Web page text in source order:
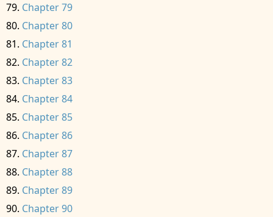
Chapter 79
Chapter 80
Chapter 81
Chapter 82
Chapter 83
Chapter 84
Chapter 85
Chapter 86
Chapter 87
Chapter 88
Chapter 89
Chapter 90